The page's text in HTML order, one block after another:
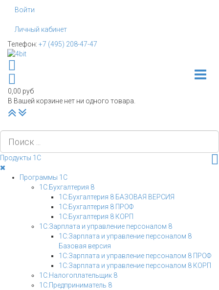
Войти
Личный кабинет
Телефон: +7 (495) 208-47-47
Toggle
0,00 руб
В Вашей корзине нет ни одного товара.
НаверхPLG_SYSTEM_VPFRAMEWORK_SCROLL_TO_BOTTOM
Продукты 1С
Программы 1С
1С:Бухгалтерия 8
1С:Бухгалтерия 8 БАЗОВАЯ ВЕРСИЯ
1С:Бухгалтерия 8 ПРОФ
1С:Бухгалтерия 8 КОРП
1С:Зарплата и управление персоналом 8
1С:Зарплата и управление персоналом 8
Базовая версия
1С:Зарплата и управление персоналом 8 ПРОФ
1С:Зарплата и управление персоналом 8 КОРП
1С:Налогоплательщик 8
1С:Предприниматель 8